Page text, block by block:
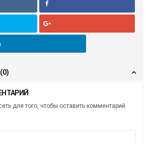
(0)
для того, чтобы оставить комментарий